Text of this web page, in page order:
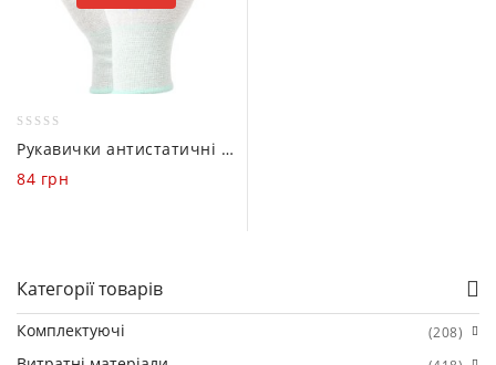
out
of
Рукавички антистатичні Mechanic AS02 (Розмір – S)
84 грн
Категорії товарів
Комплектуючі (208)